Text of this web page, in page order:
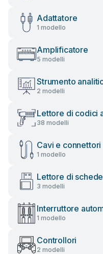
Adattatore
1 modello
Amplificatore
5 modelli
Strumento
2 modelli
Lettore di codici
38 modelli
Cavi e connettori
1 modello
Lettore di schede
3 modelli
Interruttore
1 modello
Controllori
2 modelli